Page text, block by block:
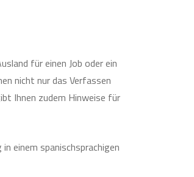
für einen Job oder ein
nicht nur das Verfassen
Ihnen zudem Hinweise für
einem spanischsprachigen